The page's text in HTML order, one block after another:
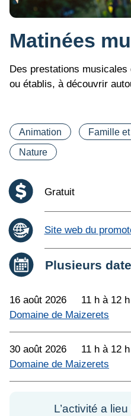
Matinées
Des prestations musicales
ou établis, à découvrir
Catégorie(s)
Animation Famille
Nature
Coût :
Gratuit
Site web du
Date :
Plusieurs
16 août 2026
11 h à 12
Domaine de Maizerets
30 août 2026
11 h à 12
Domaine de Maizerets
L’activité a